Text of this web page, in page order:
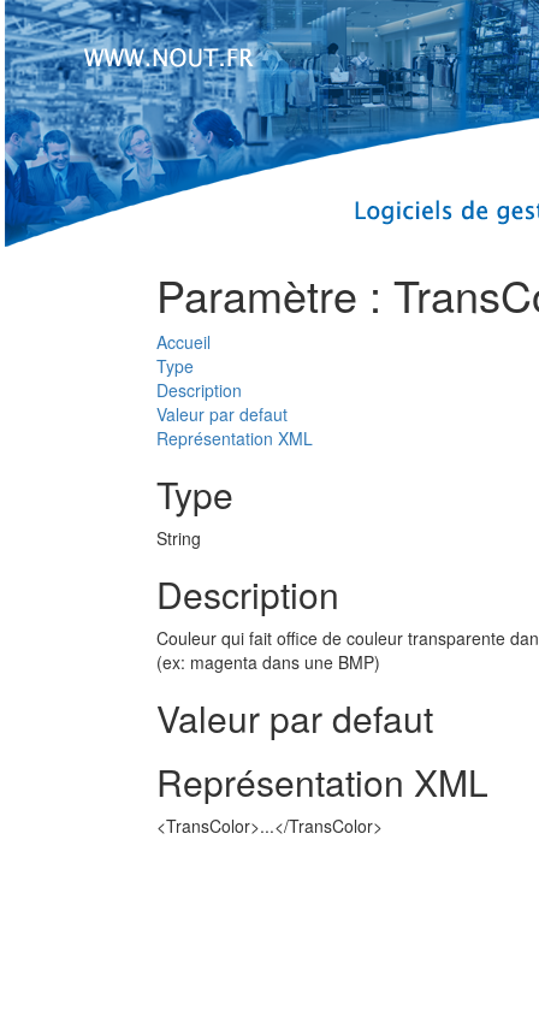
Paramètre :
Accueil
Type
Description
Valeur par defaut
Représentation XML
Type
String
Description
Couleur qui fait office de couleur transparente
(ex: magenta dans une BMP)
Valeur par defaut
Représentation XML
<TransColor>...</TransColor>